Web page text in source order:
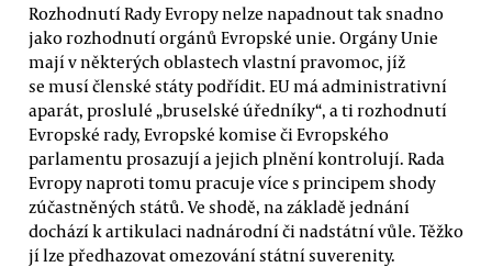
Rozhodnutí Rady Evropy nelze napadnout tak snadno
jako rozhodnutí orgánů Evropské unie. Orgány Unie
mají v některých oblastech vlastní pravomoc, jíž
se musí členské státy podřídit. EU má administrativní
aparát, proslulé „bruselské úředníky“, a ti rozhodnutí
Evropské rady, Evropské komise či Evropského
parlamentu prosazují a jejich plnění kontrolují. Rada
Evropy naproti tomu pracuje více s principem shody
zúčastněných států. Ve shodě, na základě jednání
dochází k artikulaci nadnárodní či nadstátní vůle. Těžko
jí lze předhazovat omezování státní suverenity.